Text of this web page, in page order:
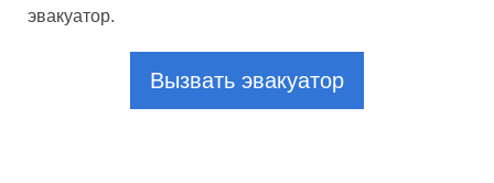
эвакуатор.
Вызвать эвакуатор